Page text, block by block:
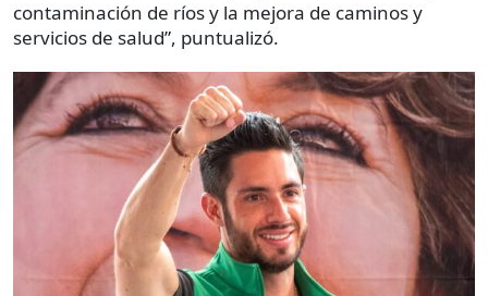
contaminación de ríos y la mejora de caminos y
servicios de salud”, puntualizó.